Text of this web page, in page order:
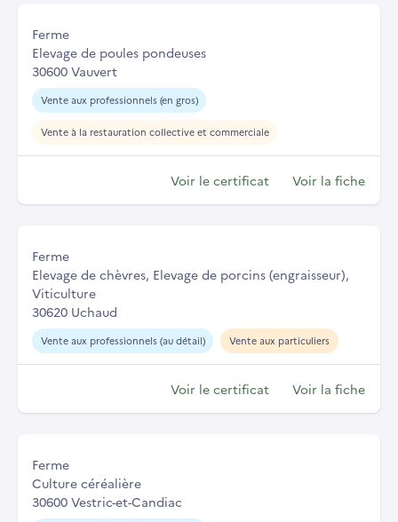
Ferme
Elevage de poules pondeuses
30600 Vauvert
Vente aux professionnels (en gros)
Vente à la restauration collective et commerciale
Voir le certificat Voir la fiche
Ferme
Elevage de chèvres, Elevage de porcins (engraisseur),
Viticulture
30620 Uchaud
Vente aux professionnels (au détail) Vente aux particuliers
Voir le certificat Voir la fiche
Ferme
Culture céréalière
30600 Vestric-et-Candiac